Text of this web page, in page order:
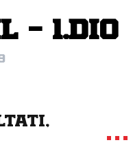
- 1.dio